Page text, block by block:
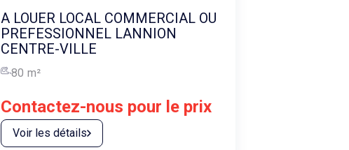
A LOUER LOCAL COMMERCIAL OU
PREFESSIONNEL LANNION
CENTRE-VILLE
80 m²
Contactez-nous pour le prix
Voir les détails